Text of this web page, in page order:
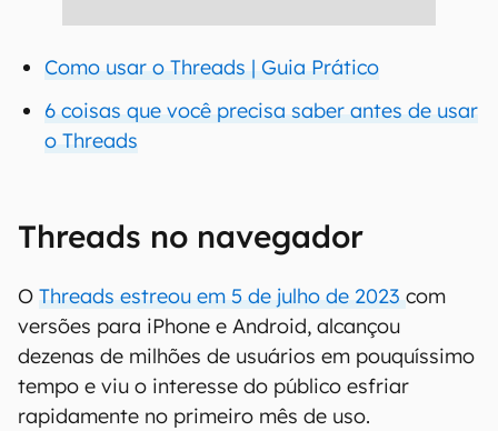
Como usar o Threads | Guia Prático
6 coisas que você precisa saber antes de usar
o Threads
Threads no navegador
O Threads estreou em 5 de julho de 2023 com
versões para iPhone e Android, alcançou
dezenas de milhões de usuários em pouquíssimo
tempo e viu o interesse do público esfriar
rapidamente no primeiro mês de uso.